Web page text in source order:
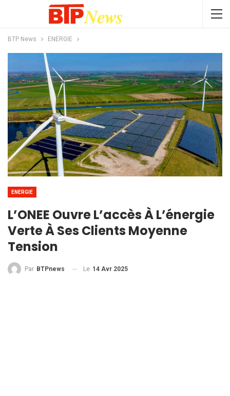
BTP News ENERGIE
ENERGIE
L’ONEE Ouvre L’accès À L’énergie
Verte À Ses Clients Moyenne
Tension
Par BTPnews Le 14 Avr 2025